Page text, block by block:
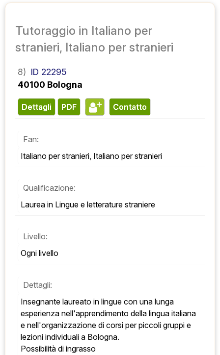
Tutoraggio in Italiano per
stranieri, Italiano per stranieri
8) ID 22295
40100 Bologna
Dettagli PDF contatto
Fan:
Italiano per stranieri, Italiano per stranieri
Qualificazione:
Laurea in Lingue e letterature straniere
Livello:
Ogni livello
Dettagli:
Insegnante laureato in lingue con una lunga
esperienza nell'apprendimento della lingua italiana
e nell'organizzazione di corsi per piccoli gruppi e
lezioni individuali a Bologna.
Possibilità di ingrasso